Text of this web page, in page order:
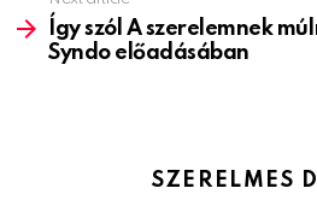
Így szól A szerelemnek
Syndo előadásában
SZERELMES